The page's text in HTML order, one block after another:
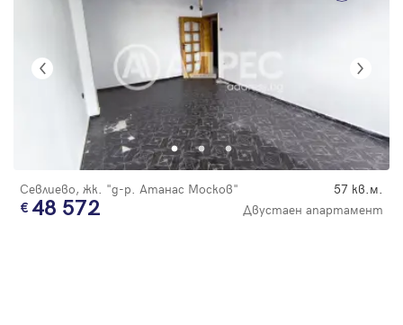
Севлиево, жк. "д-р. Атанас Москов" 57 кв.м.
48 572 Двустаен апартамент